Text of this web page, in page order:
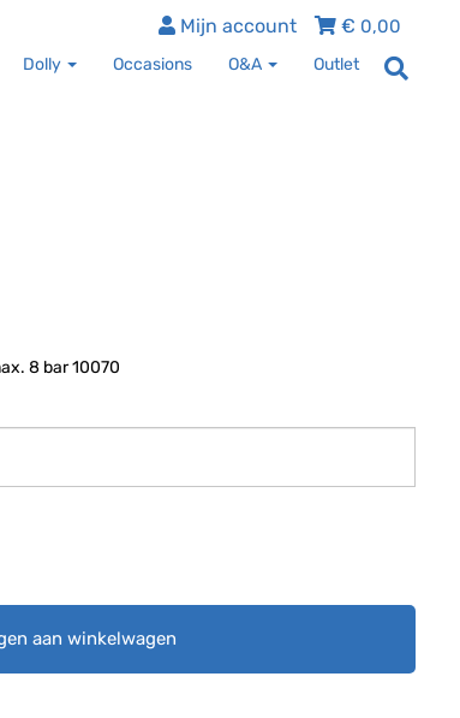
€ 0,00
Mijn account
Dolly Occasions O&A Outlet
8 bar 10070
aan winkelwagen